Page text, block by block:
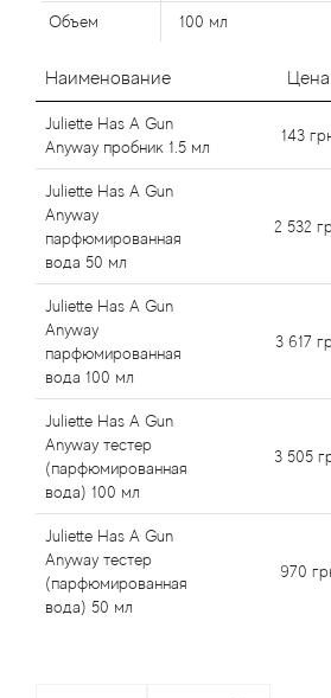
Объем 100 мл
Наименование Цена
Juliette Has A Gun
Anyway пробник 1.5 мл
143
Juliette Has A Gun
Anyway
парфюмированная
вода 50 мл
2 532
Juliette Has A Gun
Anyway
парфюмированная
вода 100 мл
3 617
Juliette Has A Gun
Anyway тестер
(парфюмированная
вода) 100 мл
3 505
Juliette Has A Gun
Anyway тестер
(парфюмированная
вода) 50 мл
970
Ajmal
Al Haramain
Al Jazeera
Alaia Paris
Alexander McQueen
Alexandre Barthet
Alexandre J
Alfred Dunhill
Alyson Oldoini
Alyssa Ashley
American Crew